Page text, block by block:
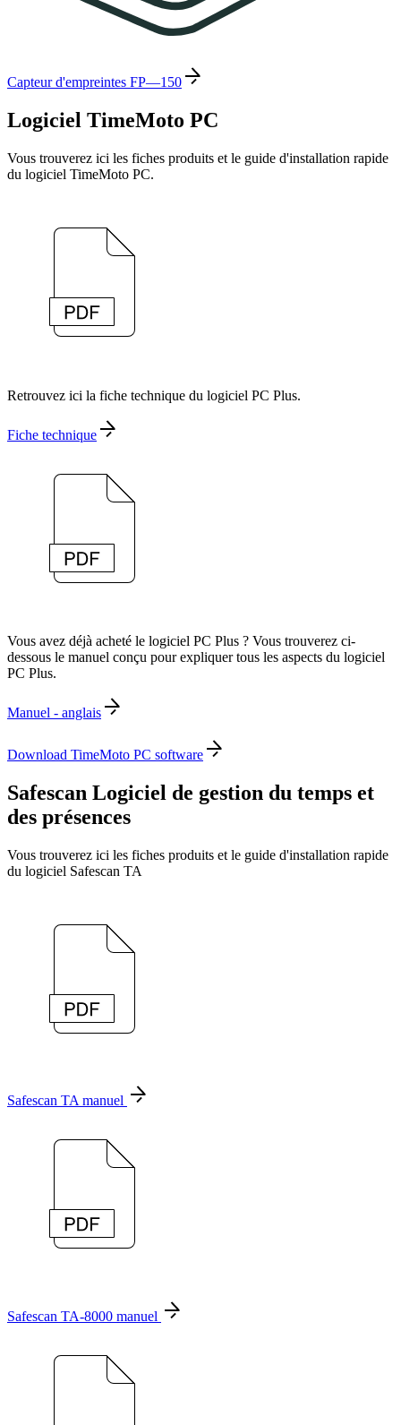
Capteur d'empreintes FP—150
Logiciel TimeMoto PC
Vous trouverez ici les fiches produits et le guide d'installation rapide
du logiciel TimeMoto PC.
Retrouvez ici la fiche technique du logiciel PC Plus.
Fiche technique
Vous avez déjà acheté le logiciel PC Plus ? Vous trouverez ci-
dessous le manuel conçu pour expliquer tous les aspects du logiciel
PC Plus.
Manuel - anglais
Download TimeMoto PC software
Safescan Logiciel de gestion du temps et
des présences
Vous trouverez ici les fiches produits et le guide d'installation rapide
du logiciel Safescan TA
Safescan TA manuel
Safescan TA-8000 manuel